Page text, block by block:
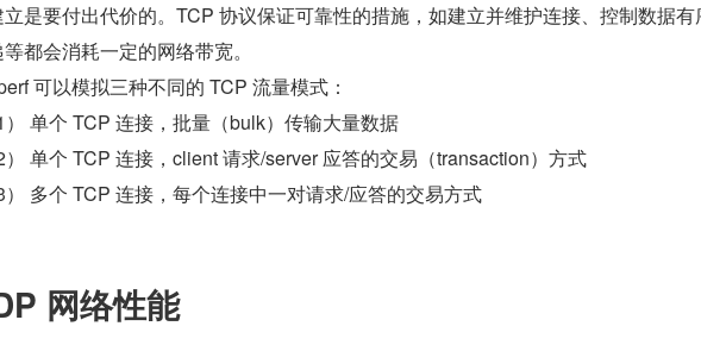
立是要付出代价的。TCP 协议保证可靠性的措施，如建立并维护连接、控制数据有
等都会消耗一定的网络带宽。
可以模拟三种不同的 TCP 流量模式：
） 单个 TCP 连接，批量（bulk）传输大量数据
） 单个 TCP 连接，client 请求/server 应答的交易（transaction）方式
） 多个 TCP 连接，每个连接中一对请求/应答的交易方式
网络性能